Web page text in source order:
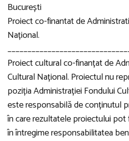
București
Proiect co-finantat de
Național.
Proiect cultural co-finanțat de
Cultural Național. Proiectul nu
poziția Administrației Fondului
este responsabilă de conținutul
în care rezultatele proiectului
în întregime responsabilitatea